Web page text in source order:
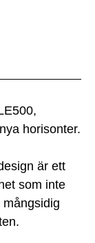
horisonter.
är ett
som inte